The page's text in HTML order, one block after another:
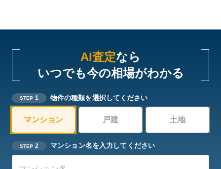
AI査定なら
いつでも今の相場がわかる
STEP 1 物件の種類を選択してください
マンション 戸建 土地
STEP 2 マンション名を入力してください